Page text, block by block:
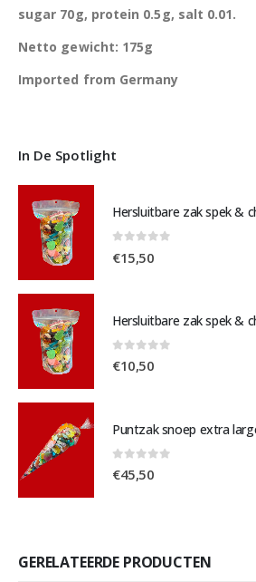
sugar 70g, protein 0.5g, salt 0.01.
Netto gewicht: 175g
Imported from Germany
In De Spotlight
Hersluitbare zak spek &
€15,50
Hersluitbare zak spek &
0out of 5
€10,50
Puntzak snoep extra
0out of 5
€45,50
GERELATEERDE PRODUCTEN